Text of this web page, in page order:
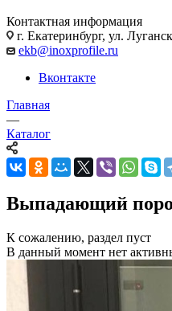
Контактная информация
г. Екатеринбург, ул.
ekb@inoxprofile.ru
Вконтакте
Главная
—
Каталог
Выпадающий
К сожалению, раздел пуст
В данный момент нет